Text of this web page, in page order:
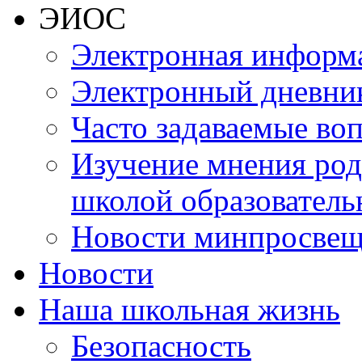
ЭИОС
Электронная
Электронный
Часто задаваемые
Изучение мнения
школой
Новости
Новости
Наша школьная жизнь
Безопасность